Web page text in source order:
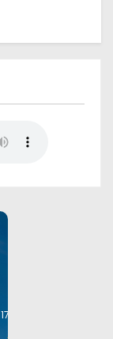
17:00